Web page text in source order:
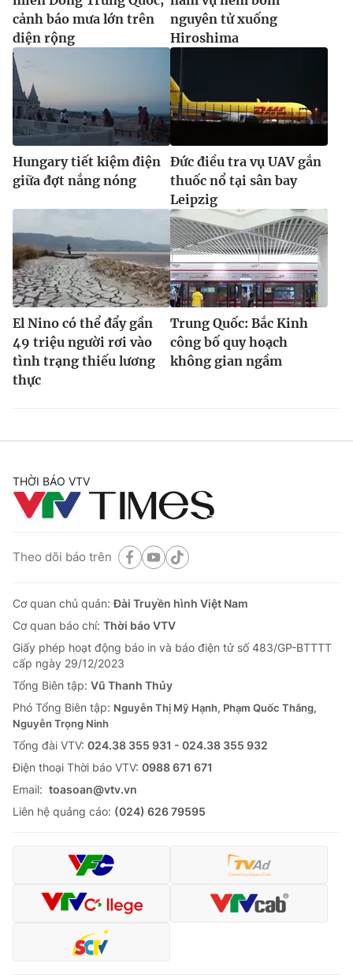
cảnh báo mưa lớn trên
diện rộng
nguyên tử xuống
Hiroshima
Hungary tiết kiệm điện
giữa đợt nắng nóng
Đức điều tra vụ UAV gắn
thuốc nổ tại sân bay
Leipzig
El Nino có thể đẩy gần
49 triệu người rơi vào
tình trạng thiếu lương
thực
Trung Quốc: Bắc Kinh
công bố quy hoạch
không gian ngầm
THỜI BÁO VTV
Theo dõi báo trên
Cơ quan chủ quản:Đài Truyền hình Việt Nam
Cơ quan báo chí: Thời báo VTV
Giấy phép hoạt động báo in và báo điện tử số 483/GP-BTTTT
cấp ngày 29/12/2023
Tổng Biên tập: Vũ Thanh Thủy
Phó Tổng Biên tập: Nguyễn Thị Mỹ Hạnh, Phạm Quốc Thắng,
Nguyễn Trọng Ninh
Tổng đài VTV: 024.38 355 931 - 024.38 355 932
Ðiện thoại Thời báo VTV: 0988 671 671
Email: toasoan@vtv.vn
Liên hệ quảng cáo: (024) 626 79595